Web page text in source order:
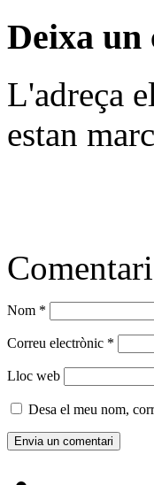
Deixa un
L'adreça
estan
Comentari
Nom *
Correu electrònic *
Lloc web
Desa el meu nom,